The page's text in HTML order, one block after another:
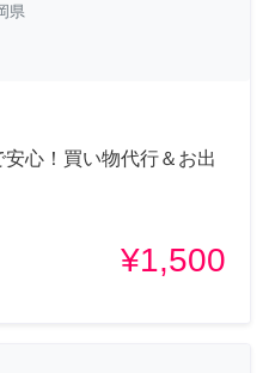
県
安心！買い物代行＆お出
¥1,500